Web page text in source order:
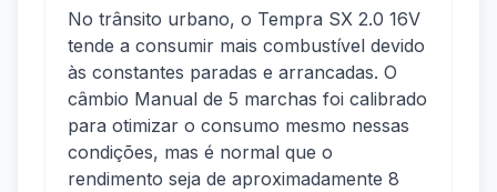
No trânsito urbano, o Tempra SX 2.0 16V
tende a consumir mais combustível devido
às constantes paradas e arrancadas. O
câmbio Manual de 5 marchas foi calibrado
para otimizar o consumo mesmo nessas
condições, mas é normal que o
rendimento seja de aproximadamente 8